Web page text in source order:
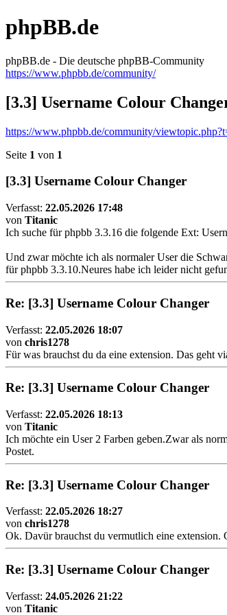
phpBB.de
phpBB.de - Die deutsche phpBB-Community
https://www.phpbb.de/community/
[3.3] Username Colour
https://www.phpbb.de/community/
Seite 1 von 1
[3.3] Username Colour Changer
Verfasst: 22.05.2026 17:48
von Titanic
Ich suche für phpbb 3.3.16 die folgende Ext:
Und zwar möchte ich als normaler User die
für phpbb 3.3.10.Neures habe ich leider nicht
Re: [3.3] Username Colour Changer
Verfasst: 22.05.2026 18:07
von chris1278
Für was brauchst du da eine extension. Das geht
Re: [3.3] Username Colour Changer
Verfasst: 22.05.2026 18:13
von Titanic
Ich möchte ein User 2 Farben geben.Zwar als
Postet.
Re: [3.3] Username Colour Changer
Verfasst: 22.05.2026 18:27
von chris1278
Ok. Davür brauchst du vermutlich eine extension.
Re: [3.3] Username Colour Changer
Verfasst: 24.05.2026 21:22
von Titanic